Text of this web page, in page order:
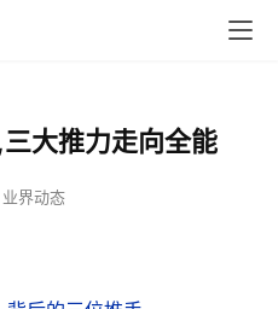
大推力走向全能
业界动态